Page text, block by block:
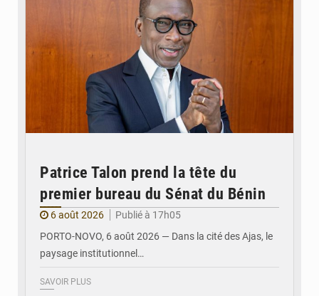
Patrice Talon prend la tête du
premier bureau du Sénat du Bénin
6 août 2026
Publié à 17h05
PORTO-NOVO, 6 août 2026 — Dans la cité des Ajas, le
paysage institutionnel…
SAVOIR PLUS